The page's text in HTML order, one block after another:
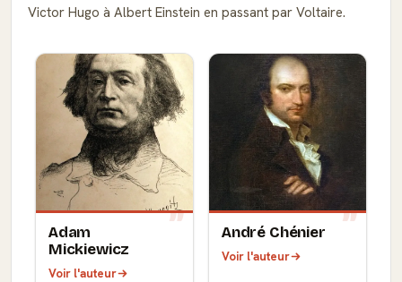
Victor Hugo à Albert Einstein en passant par Voltaire.
Adam
Mickiewicz
Voir l'auteur
André Chénier
Voir l'auteur